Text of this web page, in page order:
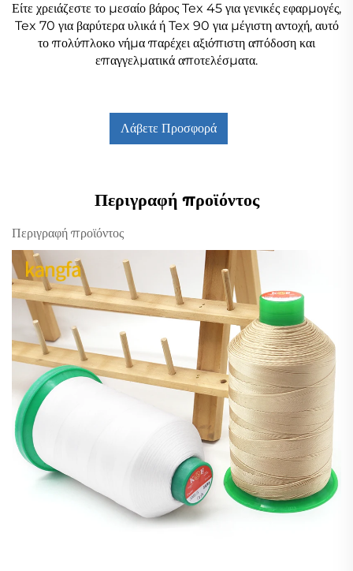
Είτε χρειάζεστε το μεσαίο βάρος Tex 45 για γενικές εφαρμογές,
Tex 70 για βαρύτερα υλικά ή Tex 90 για μέγιστη αντοχή, αυτό
το πολύπλοκο νήμα παρέχει αξιόπιστη απόδοση και
επαγγελματικά αποτελέσματα.
Λάβετε Προσφορά
Περιγραφή προϊόντος
Περιγραφή προϊόντος